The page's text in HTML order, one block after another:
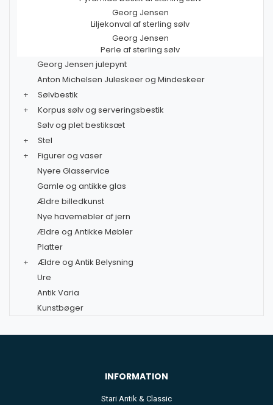
Georg Jensen
Liljekonval af sterling sølv
Georg Jensen
Perle af sterling sølv
Georg Jensen julepynt
Anton Michelsen Juleskeer og Mindeskeer
+
Sølvbestik
+
Korpus sølv og serveringsbestik
Sølv og plet bestiksæt
+
Stel
+
Figurer og vaser
Nyere Glasservice
Gamle og antikke glas
Ældre billedkunst
Nye havemøbler af jern
Ældre og Antikke Møbler
Platter
+
Ældre og Antik Belysning
Ure
Antik Varia
Kunstbøger
INFORMATION
Stari Antik & Classic